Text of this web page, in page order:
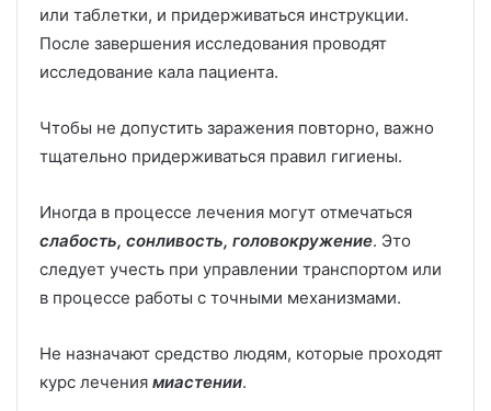
или таблетки, и придерживаться инструкции.
После завершения исследования проводят
исследование кала пациента.
Чтобы не допустить заражения повторно, важно
тщательно придерживаться правил гигиены.
Иногда в процессе лечения могут отмечаться
слабость, сонливость, головокружение. Это
следует учесть при управлении транспортом или
в процессе работы с точными механизмами.
Не назначают средство людям, которые проходят
курс лечения миастении.